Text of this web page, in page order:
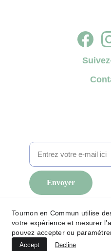
Mentions
Envoyer
© Tournon en
Politique
Tournon en Commun utilise
votre expérience et mesurer
pouvez accepter ou
Accept Decline